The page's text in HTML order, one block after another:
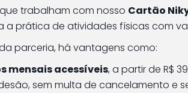
trabalham com nosso Cartão
a prática de atividades físicas com
parceria, há vantagens como:
mensais acessíveis, a partir de R$
sem multa de cancelamento e